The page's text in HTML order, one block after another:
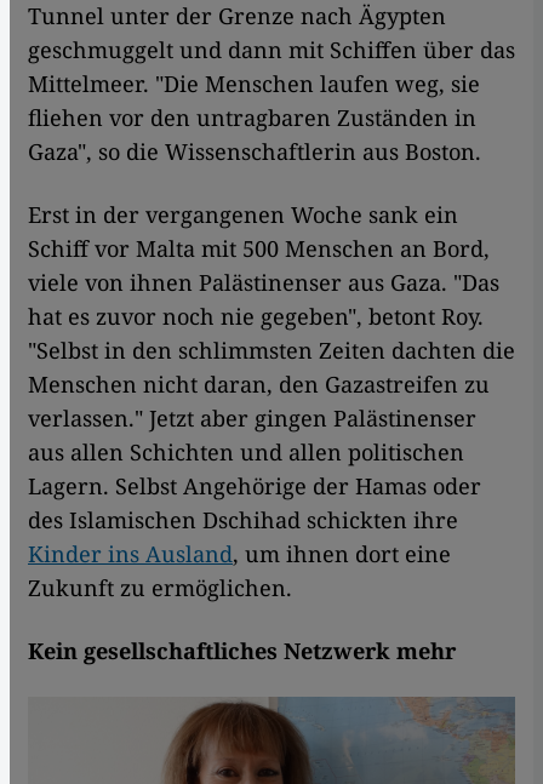
Tunnel unter der Grenze nach Ägypten
geschmuggelt und dann mit Schiffen über das
Mittelmeer. "Die Menschen laufen weg, sie
fliehen vor den untragbaren Zuständen in
Gaza", so die Wissenschaftlerin aus Boston.
Erst in der vergangenen Woche sank ein
Schiff vor Malta mit 500 Menschen an Bord,
viele von ihnen Palästinenser aus Gaza. "Das
hat es zuvor noch nie gegeben", betont Roy.
"Selbst in den schlimmsten Zeiten dachten die
Menschen nicht daran, den Gazastreifen zu
verlassen." Jetzt aber gingen Palästinenser
aus allen Schichten und allen politischen
Lagern. Selbst Angehörige der Hamas oder
des Islamischen Dschihad schickten ihre
Kinder ins Ausland, um ihnen dort eine
Zukunft zu ermöglichen.
Kein gesellschaftliches Netzwerk mehr